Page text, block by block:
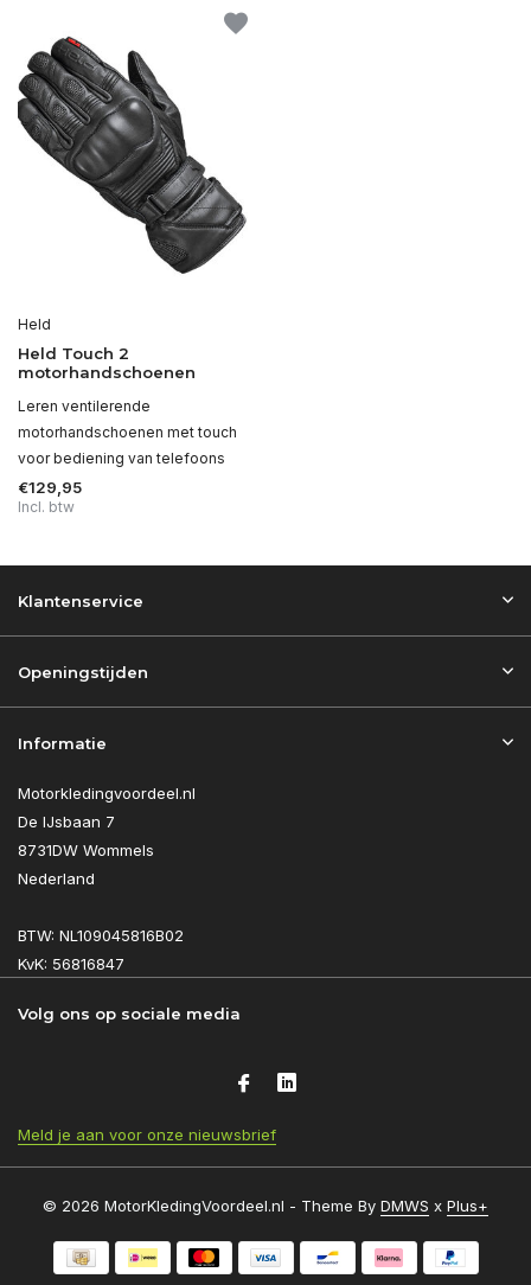
Held
Held Touch 2
motorhandschoenen
Leren ventilerende
motorhandschoenen met touch
voor bediening van telefoons
€129,95
Incl. btw
Klantenservice
Openingstijden
Informatie
Motorkledingvoordeel.nl
De IJsbaan 7
8731DW Wommels
Nederland
BTW: NL109045816B02
KvK: 56816847
Volg ons op sociale media
Meld je aan voor onze nieuwsbrief
© 2026 MotorKledingVoordeel.nl - Theme By DMWS x Plus+